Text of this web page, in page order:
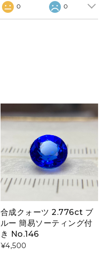
0 0
合成クォーツ 2.776ct ブ
ルー 簡易ソーティング付
き No.146
¥4,500